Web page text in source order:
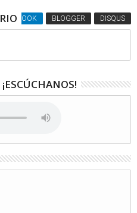
FACEBOOK BLOGGER DISQUS